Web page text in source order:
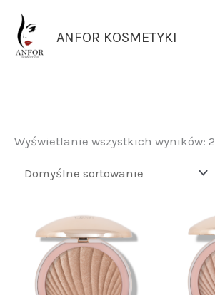
Przejdź
treści
ANFOR KOSMETYKI
Wyświetlanie wszystkich wyników: 2